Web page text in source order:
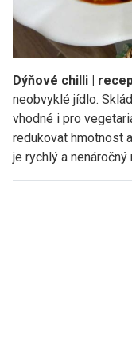
Dýňové chilli |
neobvyklé jídlo.
vhodné i pro
redukovat hmotnost
je rychlý a nenáročný